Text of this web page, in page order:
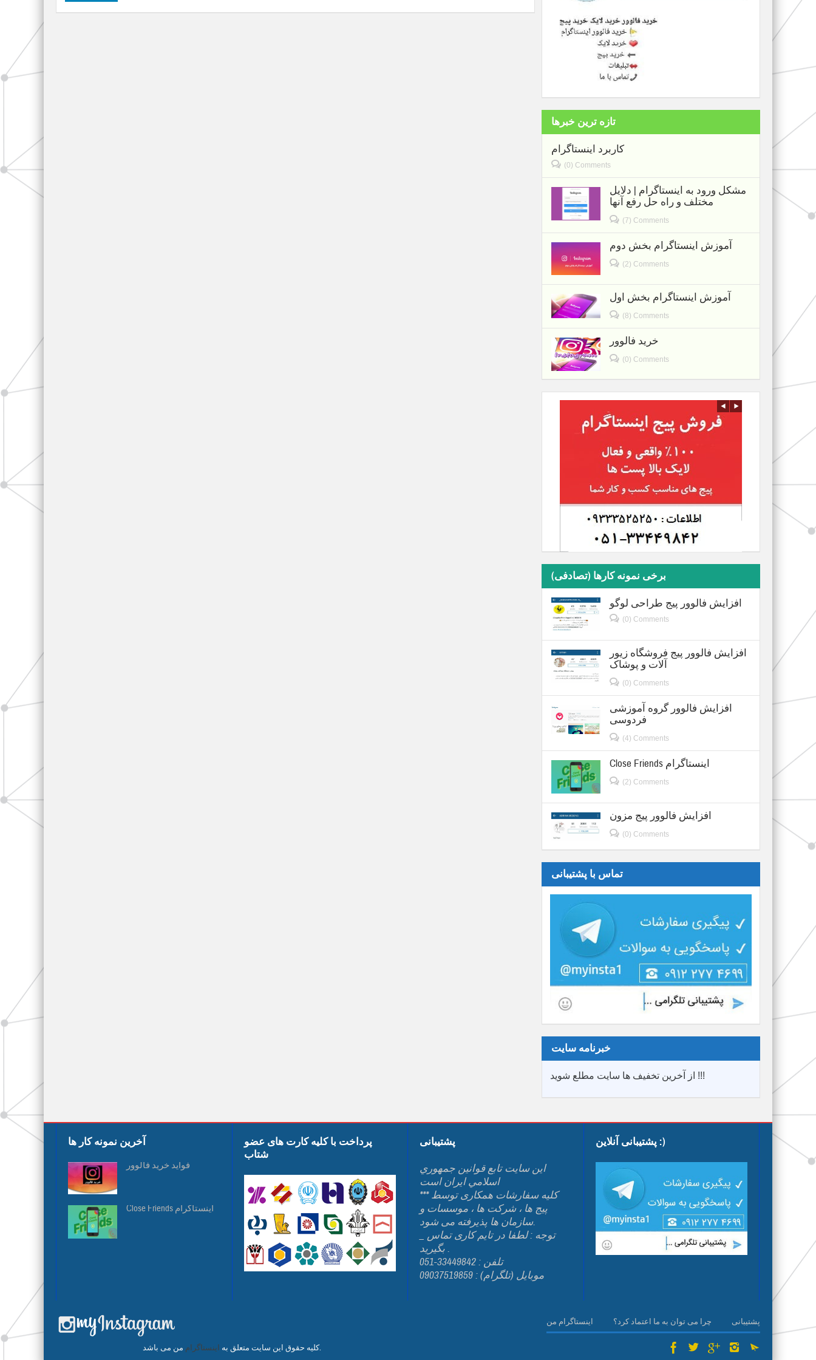
تازه ترین خبرها
کاربرد اینستاگرام
(0) Comments
مشکل ورود به اینستاگرام | دلایل
مختلف و راه حل رفع آنها
(7) Comments
آموزش اینستاگرام بخش دوم
(2) Comments
آموزش اینستاگرام بخش اول
(8) Comments
خرید فالوور
(0) Comments
برخی نمونه کارها (تصادفی)
افزایش فالوور پیج طراحی لوگو
(0) Comments
افزایش فالوور پیج فروشگاه زیور
آلات و پوشاک
(0) Comments
افزایش فالوور گروه آموزشی
فردوسی
(4) Comments
Close Friends اینستاگرام
(2) Comments
افزایش فالوور پیج مزون
(0) Comments
تماس با پشتیبانی
خبرنامه سایت
از آخرین تخفیف ها سایت مطلع شوید !!!
آخرین نمونه کار ها
فواید خرید فالوور
Close Friends اینستاگرام
پرداخت با کلیه کارت های عضو
شتاب
پشتیبانی
اين سايت تابع قوانين جمهوري
اسلامي ايران است
*** کلیه سفارشات همکاری توسط
پیج ها ، شرکت ها ، موسسات و
سازمان ها پذیرفته می شود.
بگیرید .
تلفن : 33449842-051
موبایل (تلگرام) : 09037519859
پشتیبانی آنلاین :)
اینستاگرام من چرا می توان به ما اعتماد کرد؟ پشتیبانی
کلیه حقوق این سایت متعلق به اینستاگرام من می باشد.